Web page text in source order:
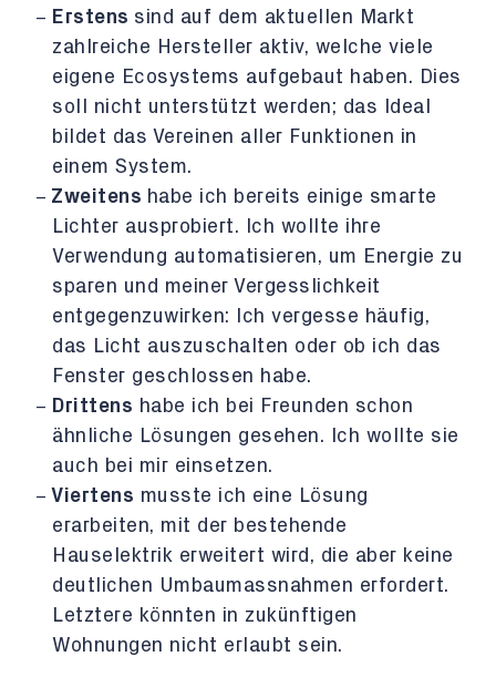
Erstens sind auf dem aktuellen Markt
zahlreiche Hersteller aktiv, welche viele
eigene Ecosystems aufgebaut haben. Dies
soll nicht unterstützt werden; das Ideal
bildet das Vereinen aller Funktionen in
einem System.
Zweitens habe ich bereits einige smarte
Lichter ausprobiert. Ich wollte ihre
Verwendung automatisieren, um Energie zu
sparen und meiner Vergesslichkeit
entgegenzuwirken: Ich vergesse häufig,
das Licht auszuschalten oder ob ich das
Fenster geschlossen habe.
Drittens habe ich bei Freunden schon
ähnliche Lösungen gesehen. Ich wollte sie
auch bei mir einsetzen.
Viertens musste ich eine Lösung
erarbeiten, mit der bestehende
Hauselektrik erweitert wird, die aber keine
deutlichen Umbaumassnahmen erfordert.
Letztere könnten in zukünftigen
Wohnungen nicht erlaubt sein.